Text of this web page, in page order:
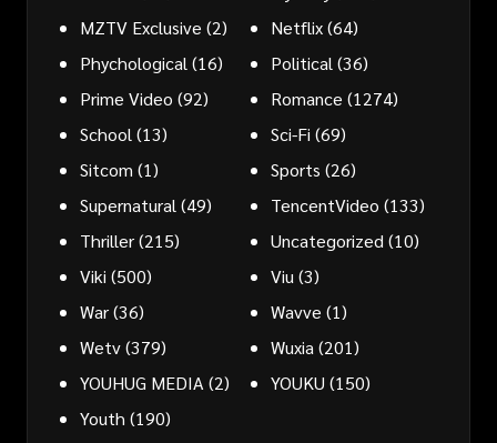
MZTV Exclusive (2) Netflix(64)
Phychological (16) Political (36)
Prime Video (92) Romance (1274)
School (13) Sci-Fi (69)
Sitcom (1) Sports (26)
Supernatural (49) TencentVideo (133)
Thriller(215) Uncategorized (10)
Viki (500) Viu (3)
War(36) Wavve (1)
Wetv(379) Wuxia (201)
YOUHUG MEDIA (2) YOUKU (150)
Youth (190)